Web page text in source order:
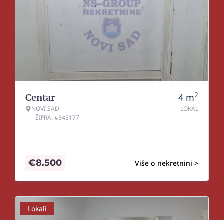
Centar
NOVI SAD
ŠIFRA: #545177
4 m2
LOKAL
Više o nekretnini >
€8.500
Lokali